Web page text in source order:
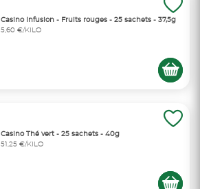
Casino Infusion - Fruits rouges - 25 sachets - 37,5g
5,60 €/KILO
Casino Thé vert - 25 sachets - 40g
51,25 €/KILO